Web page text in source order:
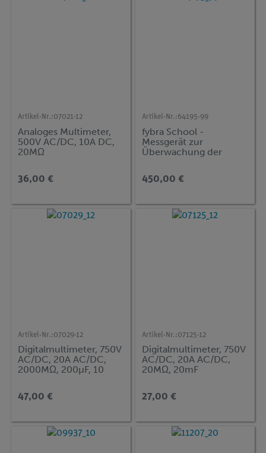
Artikel-Nr.:07021-12
Analoges Multimeter,
500V AC/DC, 10A DC,
20MΩ
36,00 €
Artikel-Nr.:64195-99
fybra School -
Messgerät zur
Überwachung der
450,00 €
Artikel-Nr.:07029-12
Digitalmultimeter, 750V
AC/DC, 20A AC/DC,
2000MΩ, 200µF, 10
47,00 €
Artikel-Nr.:07125-12
Digitalmultimeter, 750V
AC/DC, 20A AC/DC,
20MΩ, 20mF
27,00 €